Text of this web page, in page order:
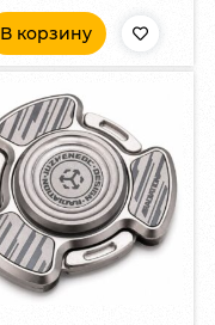
В корзину